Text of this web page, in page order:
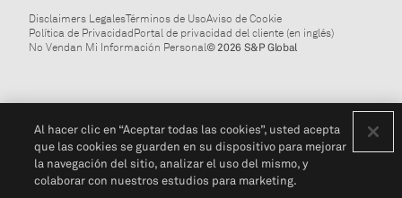
Disclaimers LegalesTérminos de UsoAviso de Cookie
Política de PrivacidadPortal de privacidad del cliente (en inglés)
No Vendan Mi Información Personal© 2026 S&P Global
Al hacer clic en “Aceptar todas las cookies”, usted acepta
que las cookies se guarden en su dispositivo para mejorar
la navegación del sitio, analizar el uso del mismo, y
colaborar con nuestros estudios para marketing.